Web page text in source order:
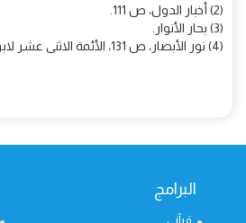
(2) أخبار الدول، ص 111.
(3) بحار الأنوار.
(4) نور الأبصار، ص 131، الأئمة الاثنى عشر لابن طولون، ص 28.
البرامج
قرآني